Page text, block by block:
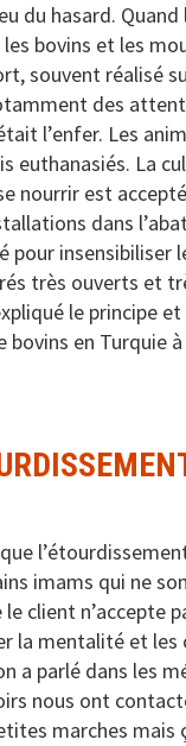
du hasard.
bovins et les
souvent réalisé
des
l’enfer. Les
euthanasiés. La
nourrir est
dans
insensibiliser
très ouverts et
le principe
en Turquie
imams qui ne
client n’accepte
la mentalité et
a parlé dans les
nous ont
marches mais